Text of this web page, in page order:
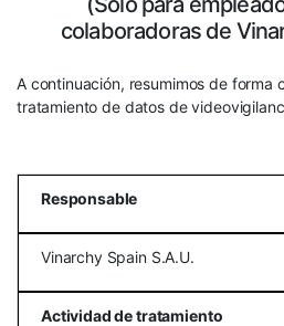
colaboradoras de
A continuación, resumimos de forma
tratamiento de datos de
Responsable
Vinarchy Spain S.A.U.
Actividad de tratamiento